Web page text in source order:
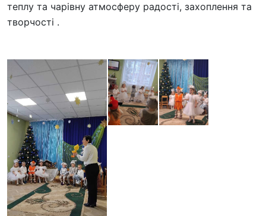
теплу та чарівну атмосферу радості, захоплення та
творчості .